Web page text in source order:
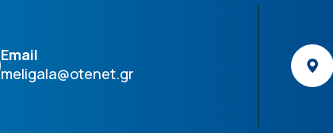
Email
meligala@otenet.gr